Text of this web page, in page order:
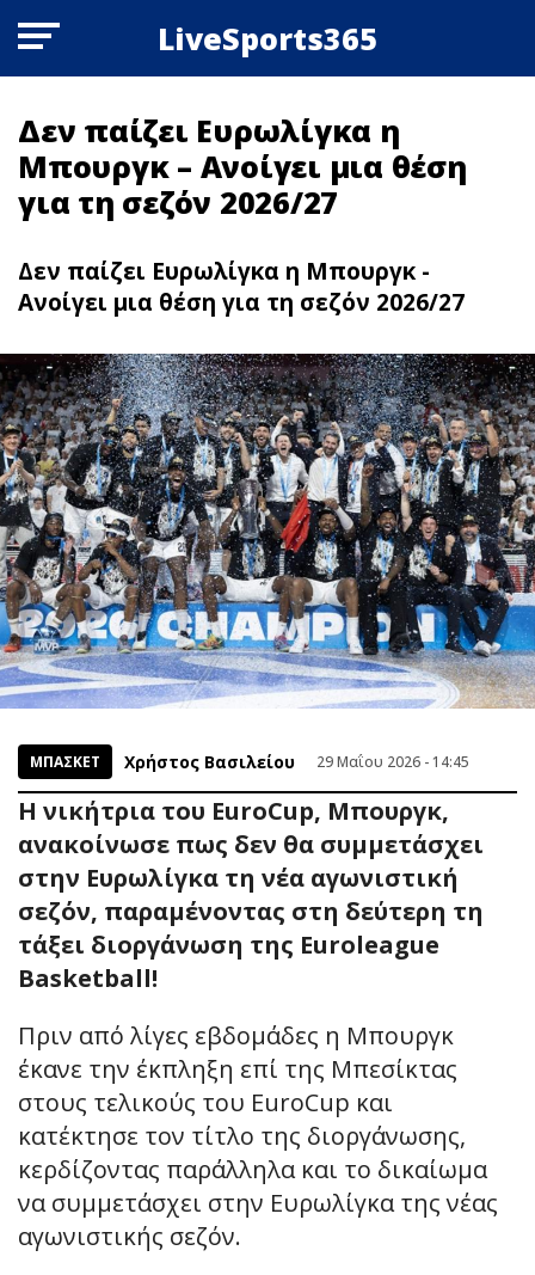
LiveSports365
Δεν παίζει Ευρωλίγκα η
Μπουργκ – Ανοίγει μια θέση
για τη σεζόν 2026/27
Δεν παίζει Ευρωλίγκα η Μπουργκ -
Ανοίγει μια θέση για τη σεζόν 2026/27
ΜΠΑΣΚΕΤ Χρήστος Βασιλείου 29 Μαΐου 2026 - 14:45
Η νικήτρια του EuroCup, Μπουργκ,
ανακοίνωσε πως δεν θα συμμετάσχει
στην Ευρωλίγκα τη νέα αγωνιστική
σεζόν, παραμένοντας στη δεύτερη τη
τάξει διοργάνωση της Euroleague
Basketball!
Πριν από λίγες εβδομάδες η Μπουργκ
έκανε την έκπληξη επί της Μπεσίκτας
στους τελικούς του EuroCup και
κατέκτησε τον τίτλο της διοργάνωσης,
κερδίζοντας παράλληλα και το δικαίωμα
να συμμετάσχει στην Ευρωλίγκα της νέας
αγωνιστικής σεζόν.